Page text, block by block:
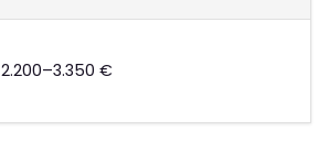
2.200–3.350 €